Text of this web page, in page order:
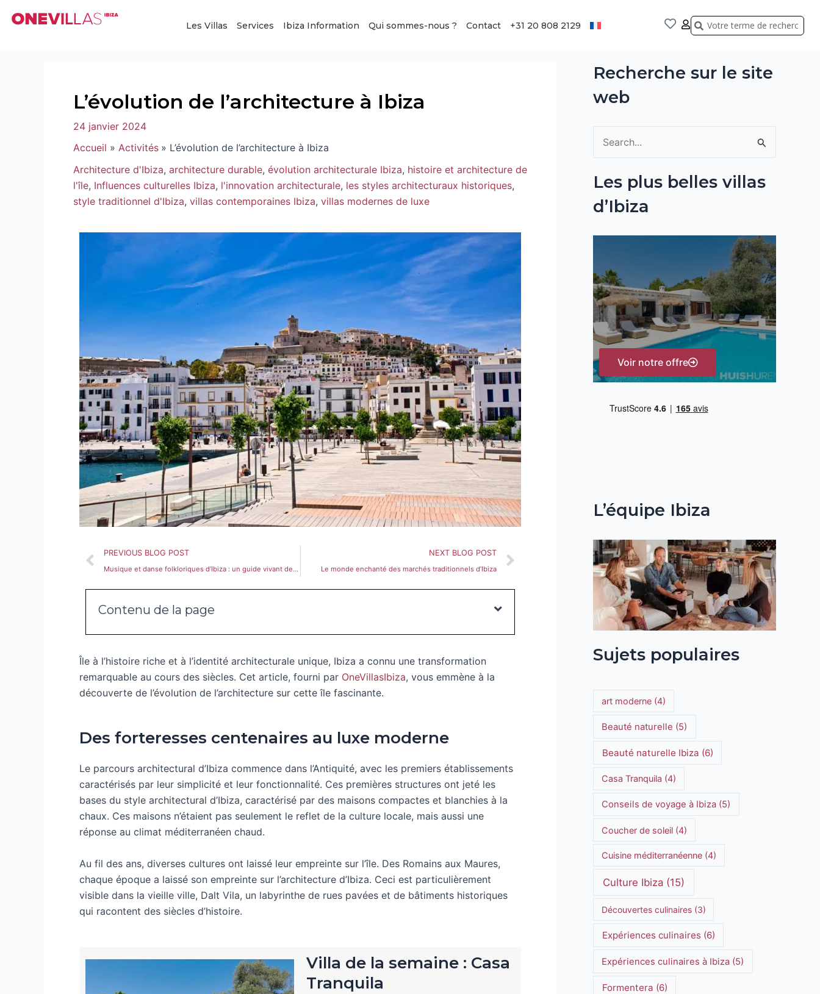
Les Villas Services Ibiza Information Qui sommes-nous ? Contact +31 20 808 2129 Rechercher
Rechercher
L’évolution de l’architecture à Ibiza
24 janvier 2024
Accueil
Activités
L’évolution de l’architecture à Ibiza
Architecture d'Ibiza, architecture durable, évolution architecturale Ibiza, histoire et architecture de
l'île, Influences culturelles Ibiza, l'innovation architecturale, les styles architecturaux historiques,
style traditionnel d'Ibiza, villas contemporaines Ibiza, villas modernes de luxe
Précédent
PREVIOUS BLOG POST
Musique et danse folkloriques d’Ibiza : un guide vivant de la tradition et de la culture
NEXT BLOG POST
Le monde enchanté des marchés traditionnels d’Ibiza
Contenu de la page
Île à l’histoire riche et à l’identité architecturale unique, Ibiza a connu une transformation
remarquable au cours des siècles. Cet article, fourni par OneVillasIbiza, vous emmène à la
découverte de l’évolution de l’architecture sur cette île fascinante.
Des forteresses centenaires au luxe moderne
Le parcours architectural d’Ibiza commence dans l’Antiquité, avec les premiers établissements
caractérisés par leur simplicité et leur fonctionnalité. Ces premières structures ont jeté les
bases du style architectural d’Ibiza, caractérisé par des maisons compactes et blanchies à la
chaux. Ces maisons n’étaient pas seulement le reflet de la culture locale, mais aussi une
réponse au climat méditerranéen chaud.
Au fil des ans, diverses cultures ont laissé leur empreinte sur l’île. Des Romains aux Maures,
chaque époque a laissé son empreinte sur l’architecture d’Ibiza. Ceci est particulièrement
visible dans la vieille ville, Dalt Vila, un labyrinthe de rues pavées et de bâtiments historiques
qui racontent des siècles d’histoire.
Villa de la semaine : Casa
Tranquila
des
Recherche sur le site
web
c
h
h
e
r
:
Les plus belles villas
d’Ibiza
Voir notre offre
L’équipe Ibiza
Sujets populaires
art moderne (4)
Beauté naturelle (5)
Beauté naturelle Ibiza (6)
Casa Tranquila (4)
Conseils de voyage à Ibiza (5)
Coucher de soleil (4)
Cuisine méditerranéenne (4)
Culture Ibiza (15)
Découvertes culinaires(3)
Expériences culinaires(6)
Expériences culinaires à Ibiza (5)
Formentera (6)